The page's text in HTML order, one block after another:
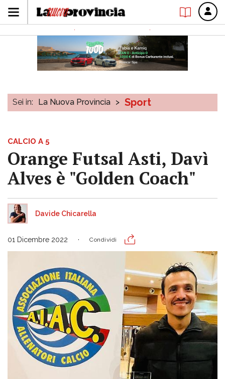
Sei in: La Nuova Provincia > Sport
CALCIO A 5
Orange Futsal Asti, Davì
Alves è "Golden Coach"
Davide Chicarella
01 Dicembre 2022 Condividi